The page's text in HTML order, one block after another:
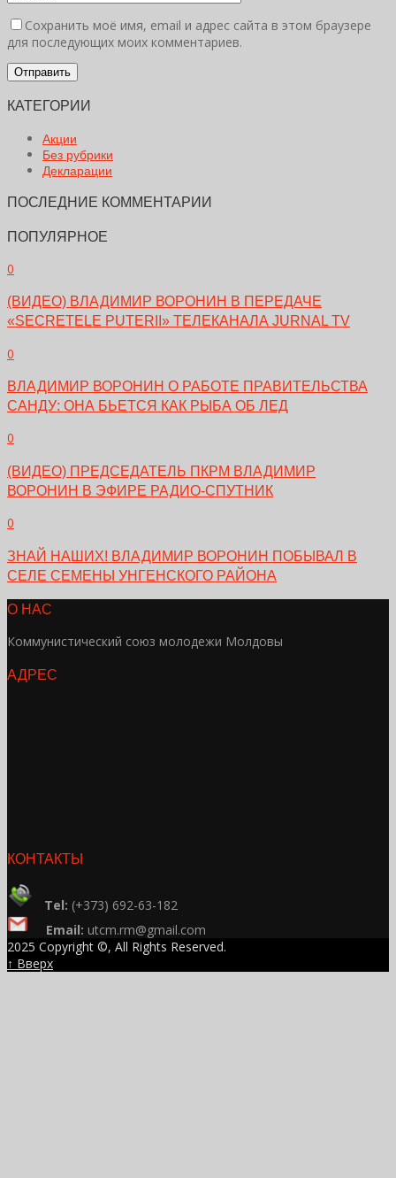
Сохранить моё имя, email и адрес сайта в этом браузере
для последующих моих комментариев.
КАТЕГОРИИ
Акции
Без рубрики
Декларации
ПОСЛЕДНИЕ КОММЕНТАРИИ
ПОПУЛЯРНОЕ
0
(ВИДЕО) ВЛАДИМИР ВОРОНИН В ПЕРЕДАЧЕ
«SECRETELE PUTERII» ТЕЛЕКАНАЛА JURNAL TV
0
ВЛАДИМИР ВОРОНИН О РАБОТЕ ПРАВИТЕЛЬСТВА
САНДУ: ОНА БЬЕТСЯ КАК РЫБА ОБ ЛЕД
0
(ВИДЕО) ПРЕДСЕДАТЕЛЬ ПКРМ ВЛАДИМИР
ВОРОНИН В ЭФИРЕ РАДИО-СПУТНИК
0
ЗНАЙ НАШИХ! ВЛАДИМИР ВОРОНИН ПОБЫВАЛ В
СЕЛЕ СЕМЕНЫ УНГЕНСКОГО РАЙОНА
О НАС
Коммунистический союз молодежи Молдовы
АДРЕС
КОНТАКТЫ
Tel: (+373) 692-63-182
Email: utcm.rm@gmail.com
2025 Copyright ©, All Rights Reserved.
↑ Вверх